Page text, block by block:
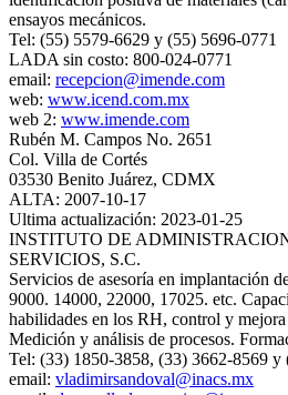
ensayos mecánicos.
Tel: (55) 5579-6629 y (55) 5696-0771
LADA sin costo: 800-024-0771
email: recepcion@imende.com
web: www.icend.com.mx
web 2: www.imende.com
Rubén M. Campos No. 2651
Col. Villa de Cortés
03530 Benito Juárez, CDMX
ALTA: 2007-10-17
Ultima actualización: 2023-01-25
INSTITUTO DE
SERVICIOS, S.C.
Servicios de asesoría en implantación
9000. 14000, 22000, 17025. etc.
habilidades en los RH, control y
Medición y análisis de procesos.
Tel: (33) 1850-3858, (33) 3662-8569 y
email: vladimirsandoval@inacs.mx